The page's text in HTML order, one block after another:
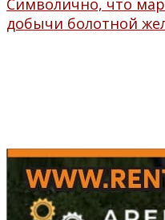
Символично, что
добычи болотной